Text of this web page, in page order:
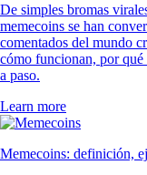
De simples bromas
memecoins se han
comentados del mundo
cómo funcionan, por qué
a paso.
Learn more
Memecoins: definición,